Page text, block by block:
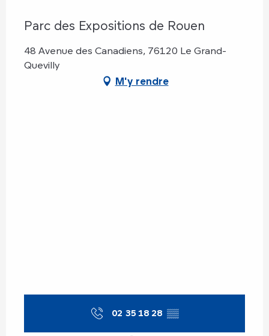
Parc des Expositions de Rouen
48 Avenue des Canadiens, 76120 Le Grand-
Quevilly
M'y rendre
02 35 18 28 ▒▒